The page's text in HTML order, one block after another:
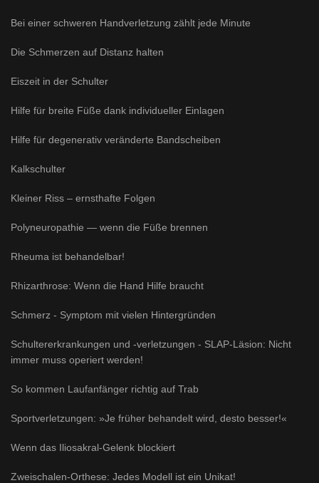
Bei einer schweren Handverletzung zählt jede Minute
Die Schmerzen auf Distanz halten
Eiszeit in der Schulter
Hilfe für breite Füße dank individueller Einlagen
Hilfe für degenerativ veränderte Bandscheiben
Kalkschulter
Kleiner Riss – ernsthafte Folgen
Polyneuropathie — wenn die Füße brennen
Rheuma ist behandelbar!
Rhizarthrose: Wenn die Hand Hilfe braucht
Schmerz - Symptom mit vielen Hintergründen
Schultererkrankungen und -verletzungen - SLAP-Läsion: Nicht
immer muss operiert werden!
So kommen Laufanfänger richtig auf Trab
Sportverletzungen: »Je früher behandelt wird, desto besser!«
Wenn das Iliosakral-Gelenk blockiert
Zweischalen-Orthese: Jedes Modell ist ein Unikat!